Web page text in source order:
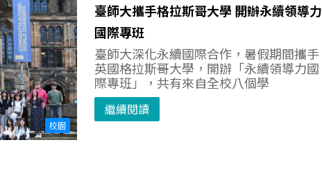
校園
臺師大攜手格拉斯哥大學 開辦永續領導力
國際專班
臺師大深化永續國際合作，暑假期間攜手
英國格拉斯哥大學，開辦「永續領導力國
際專班」，共有來自全校八個學
繼續閱讀